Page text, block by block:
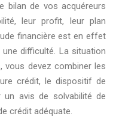
bilan de vos acquéreurs
leur profit, leur plan
financière est en effet
difficulté. La situation
vous devez combiner les
crédit, le dispositif de
avis de solvabilité de
crédit adéquate.